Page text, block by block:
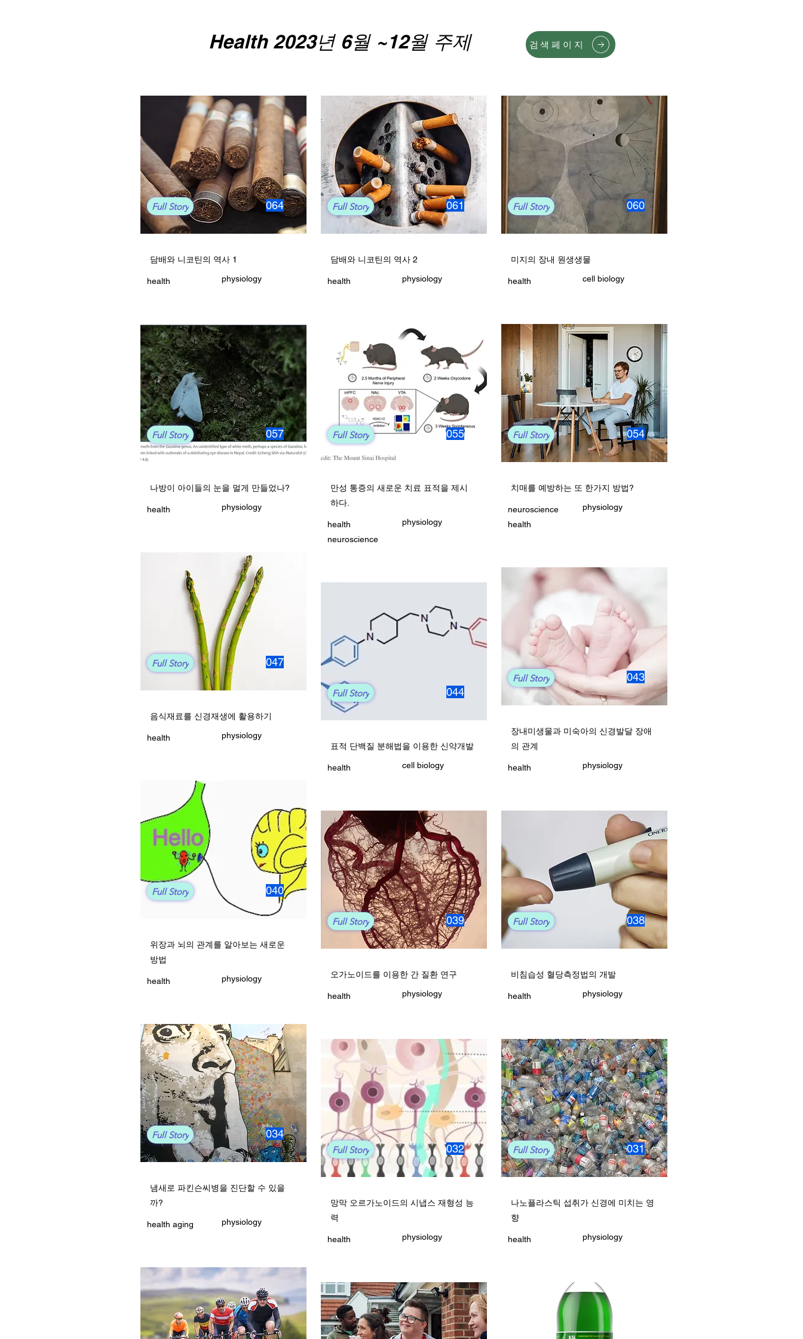
Health 2023년 6월 ~12월 주제 검색페이지
064
Full Story
담배와 니코틴의 역사 1
health physiology
057
Full Story
나방이 아이들의 눈을 멀게 만들었나?
health physiology
047
Full Story
음식재료를 신경재생에 활용하기
health physiology
040
Full Story
위장과 뇌의 관계를 알아보는 새로운
방법
health physiology
034
Full Story
냄새로 파킨슨씨병을 진단할 수 있을
까?
health aging physiology
061
Full Story
담배와 니코틴의 역사 2
health physiology
055
Full Story
만성 통증의 새로운 치료 표적을 제시
하다.
health
neuroscience
physiology
044
Full Story
표적 단백질 분해법을 이용한 신약개발
health cell biology
039
Full Story
오가노이드를 이용한 간 질환 연구
health physiology
032
Full Story
망막 오르가노이드의 시냅스 재형성 능
력
health physiology
060
Full Story
미지의 장내 원생생물
health cell biology
054
Full Story
치매를 예방하는 또 한가지 방법?
neuroscience
health
physiology
043
Full Story
장내미생물과 미숙아의 신경발달 장애
의 관계
health physiology
038
Full Story
비침습성 혈당측정법의 개발
health physiology
031
Full Story
나노플라스틱 섭취가 신경에 미치는 영
향
health physiology